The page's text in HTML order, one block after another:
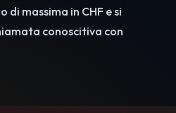
di massima in CHF e si
conoscitiva con